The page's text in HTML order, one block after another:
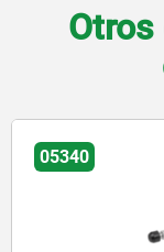
05360